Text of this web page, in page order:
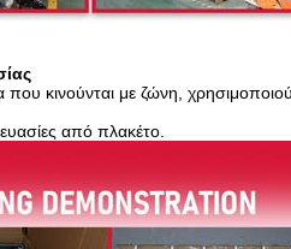
που κινούνται με ζώνη,
από πλακέτο.